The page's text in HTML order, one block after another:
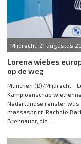
Mijdrecht, 21 augustus
Lorena wiebes
op de weg
München (D)/Mijdrecht -
Kampioenschap
Nederlandse renster was
massasprint. Rachele
Brennauer, die...